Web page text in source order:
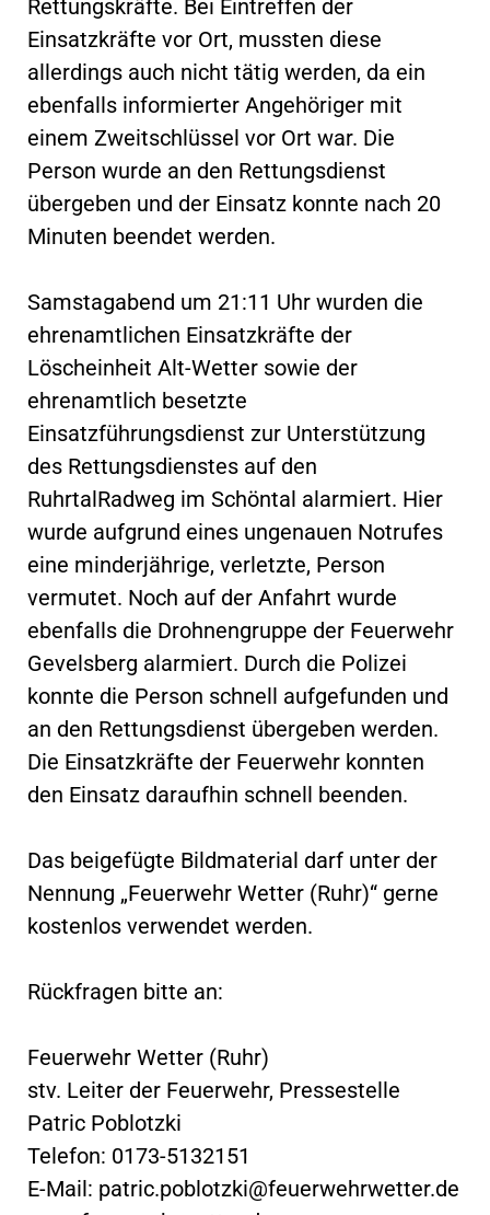
Rettungskräfte. Bei Eintreffen der
Einsatzkräfte vor Ort, mussten diese
allerdings auch nicht tätig werden, da ein
ebenfalls informierter Angehöriger mit
einem Zweitschlüssel vor Ort war. Die
Person wurde an den Rettungsdienst
übergeben und der Einsatz konnte nach 20
Minuten beendet werden.
Samstagabend um 21:11 Uhr wurden die
ehrenamtlichen Einsatzkräfte der
Löscheinheit Alt-Wetter sowie der
ehrenamtlich besetzte
Einsatzführungsdienst zur Unterstützung
des Rettungsdienstes auf den
RuhrtalRadweg im Schöntal alarmiert. Hier
wurde aufgrund eines ungenauen Notrufes
eine minderjährige, verletzte, Person
vermutet. Noch auf der Anfahrt wurde
ebenfalls die Drohnengruppe der Feuerwehr
Gevelsberg alarmiert. Durch die Polizei
konnte die Person schnell aufgefunden und
an den Rettungsdienst übergeben werden.
Die Einsatzkräfte der Feuerwehr konnten
den Einsatz daraufhin schnell beenden.
Das beigefügte Bildmaterial darf unter der
Nennung „Feuerwehr Wetter (Ruhr)“ gerne
kostenlos verwendet werden.
Rückfragen bitte an:
Feuerwehr Wetter (Ruhr)
stv. Leiter der Feuerwehr, Pressestelle
Patric Poblotzki
Telefon: 0173-5132151
E-Mail: patric.poblotzki@feuerwehrwetter.de